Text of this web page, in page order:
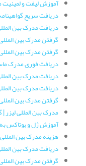
آموزش لیفت و لمینیت
دریافت سریع
دریافت مدرک بین
گرفتن مدرک بین
گرفتن مدرک بین
دریافت فوری مدرک
دریافت مدرک بین
دریافت مدرک بین
گرفتن مدرک بین
مدرک بین المللی لیزر
آموزش ژل و بوتاکس
هزینه مدرک بین
دریافت مدرک بین
گرفتن مدرک بین